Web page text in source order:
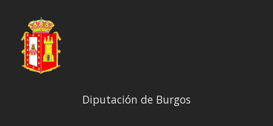
Diputación de Burgos